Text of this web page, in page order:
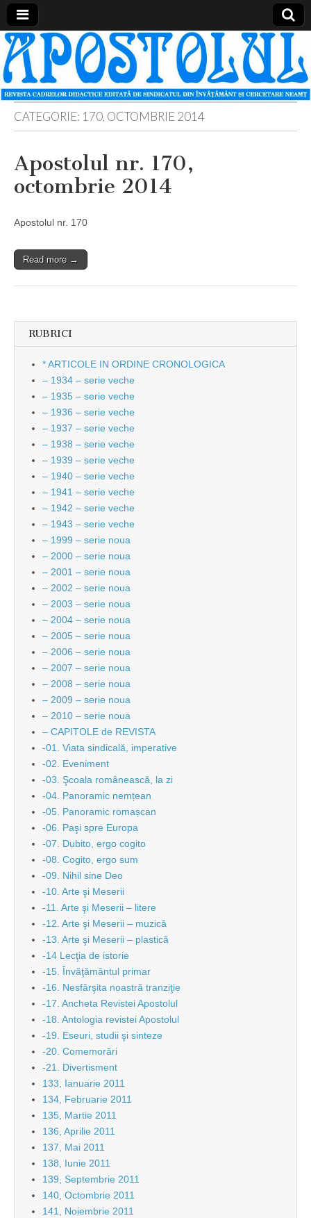
Apostolul
Revista
cadrelor
didactice
din
judetul
Neamt
CATEGORIE: 170, OCTOMBRIE 2014
Apostolul nr. 170,
octombrie 2014
Apostolul nr. 170
Read more →
RUBRICI
* ARTICOLE IN ORDINE CRONOLOGICA
– 1934 – serie veche
– 1935 – serie veche
– 1936 – serie veche
– 1937 – serie veche
– 1938 – serie veche
– 1939 – serie veche
– 1940 – serie veche
– 1941 – serie veche
– 1942 – serie veche
– 1943 – serie veche
– 1999 – serie noua
– 2000 – serie noua
– 2001 – serie noua
– 2002 – serie noua
– 2003 – serie noua
– 2004 – serie noua
– 2005 – serie noua
– 2006 – serie noua
– 2007 – serie noua
– 2008 – serie noua
– 2009 – serie noua
– 2010 – serie noua
– CAPITOLE de REVISTA
-01. Viata sindicală, imperative
-02. Eveniment
-03. Şcoala românească, la zi
-04. Panoramic nemțean
-05. Panoramic romașcan
-06. Paşi spre Europa
-07. Dubito, ergo cogito
-08. Cogito, ergo sum
-09. Nihil sine Deo
-10. Arte şi Meserii
-11. Arte şi Meserii – litere
-12. Arte şi Meserii – muzică
-13. Arte şi Meserii – plastică
-14 Lecţia de istorie
-15. Învăţământul primar
-16. Nesfârşita noastră tranziţie
-17. Ancheta Revistei Apostolul
-18. Antologia revistei Apostolul
-19. Eseuri, studii şi sinteze
-20. Comemorări
-21. Divertisment
133, Ianuarie 2011
134, Februarie 2011
135, Martie 2011
136, Aprilie 2011
137, Mai 2011
138, Iunie 2011
139, Septembrie 2011
140, Octombrie 2011
141, Noiembrie 2011